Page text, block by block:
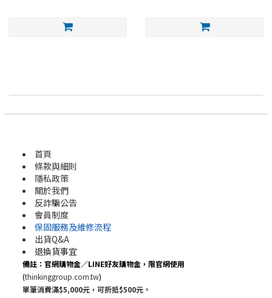
首頁
條款與細則
隱私政策
關於我們
反詐騙公告
會員制度
保固服務及維修流程
出貨Q&A
退換貨事宜
備註：官網購物金／LINE好友購物金，限官網使用
(thinkinggroup.com.tw)
單筆消費滿$5,000元，可折抵$500元。